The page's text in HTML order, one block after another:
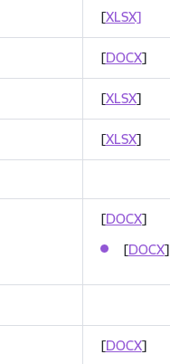
[XLSX]
[DOCX]
[XLSX]
[XLSX]
[DOCX]
[DOCX]
[DOCX]